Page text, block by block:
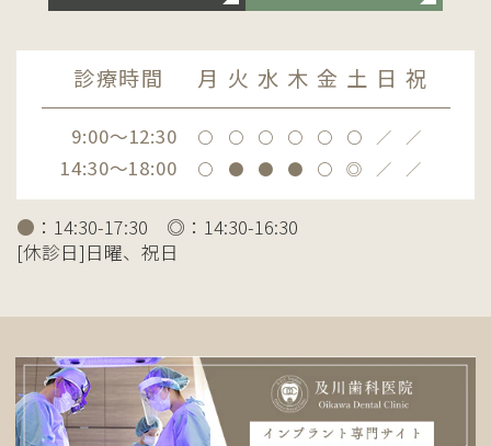
診療時間 月 火 水 木 金 土 日 祝
9:00～12:30 〇 〇 〇 〇 〇 〇 ／ ／
14:30～18:00 〇 ● ● ● 〇 ◎ ／ ／
● ：14:30-17:30 ◎：14:30-16:30
[休診日]日曜、祝日